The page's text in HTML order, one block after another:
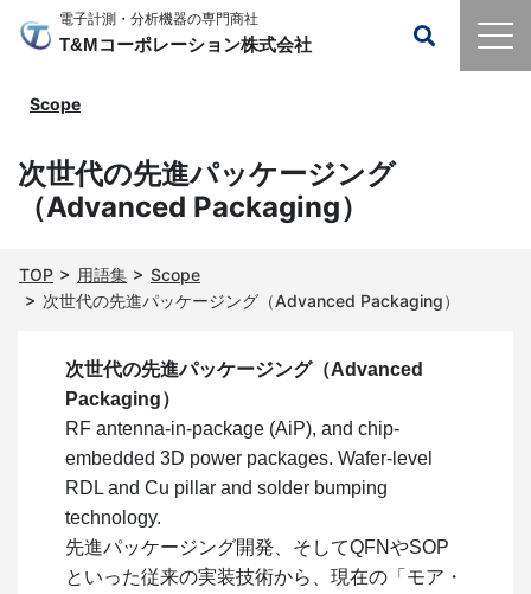
電子計測・分析機器の専門商社
T&Mコーポレーション株式会社
Scope
次世代の先進パッケージング
（Advanced Packaging）
TOP 用語集
Scope
次世代の先進パッケージング（Advanced Packaging）
次世代の先進パッケージング（Advanced
Packaging）
RF antenna-in-package (AiP), and chip-
embedded 3D power packages. Wafer-level
RDL and Cu pillar and solder bumping
technology.
先進パッケージング開発、そしてQFNやSOP
といった従来の実装技術から、現在の「モア・